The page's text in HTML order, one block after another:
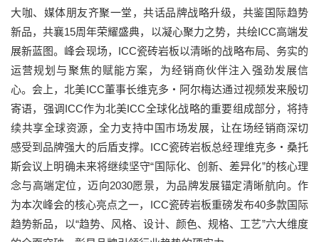
大咖、媒体朋友齐聚一堂，共话品牌战略升级，共鉴国际趋势
新品，共襄15周年荣耀盛典，以凝心聚力之势，共绘ICC高端发
展新蓝图。峰会现场，ICC瓷砖岩板以清晰的战略布局、务实的
运营规划与聚焦的赋能方案，为经销商伙伴注入强劲发展信
心。会上，北美ICC董事长维克多・阿尔梅达通过视频发来殷切
寄语，强调ICC作为北美ICC全球化战略的重要组成部分，将持
续共享全球资源，全力支持中国市场发展，让在场经销商深切
感受到品牌强大的后盾支撑。ICC瓷砖岩板总经理维克多・桑托
斯会议上明确未来将继续坚守“国际化、创新、差异化”的核心理
念与高端定位，迈向2030愿景，为品牌发展锚定清晰航向。作
为本次峰会的核心亮点之一，ICC瓷砖岩板重磅发布40多款国际
趋势新品，以“趋势、风格、设计、颜色、规格、工艺”六大维度